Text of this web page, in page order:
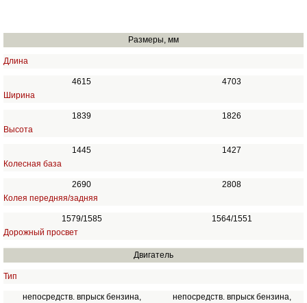
Размеры, мм
Длина
4615
4703
Ширина
1839
1826
Высота
1445
1427
Колесная база
2690
2808
Колея передняя/задняя
1579/1585
1564/1551
Дорожный просвет
Двигатель
Тип
непосредств. впрыск бензина,
непосредств. впрыск бензина,